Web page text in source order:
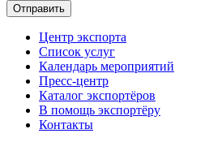
Отправить
Центр экспорта
Список услуг
Календарь мероприятий
Пресс-центр
Каталог экспортёров
В помощь экспортёру
Контакты